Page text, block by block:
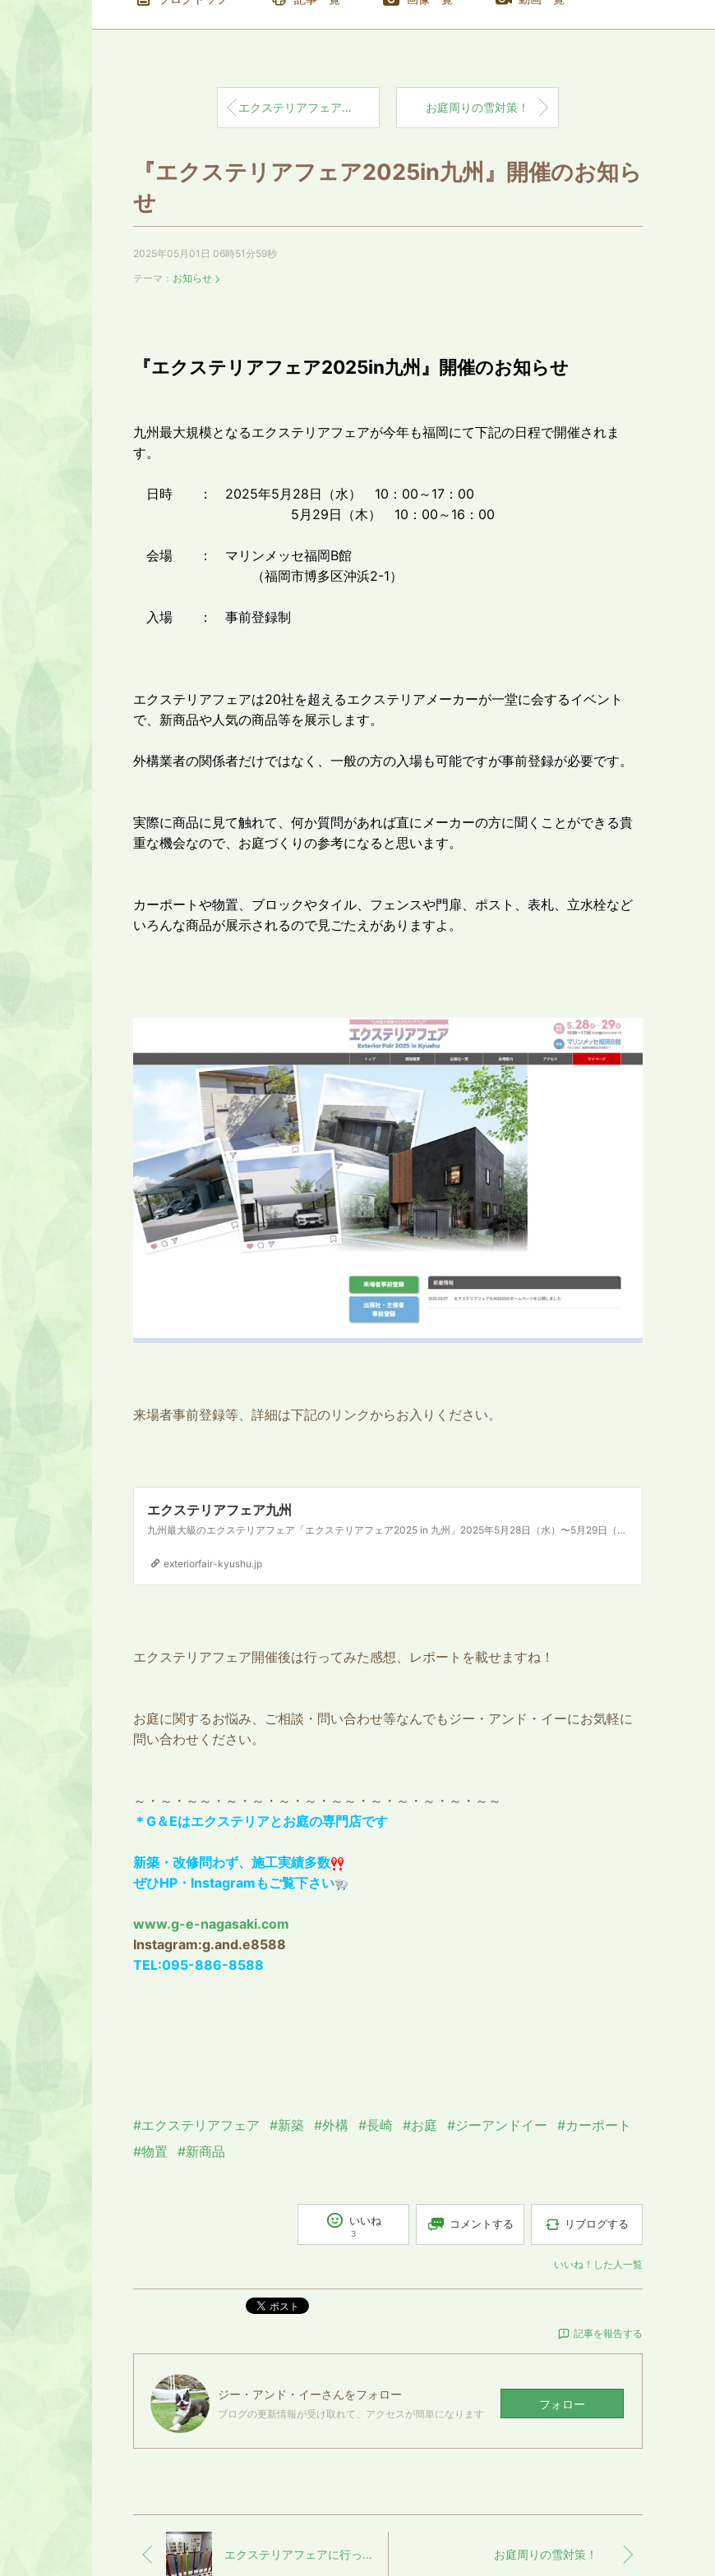
エクステリアフェアに行ってきました♪ お庭周りの雪対策！
『エクステリアフェア2025in九州』開催のお知ら
せ
2025年05月01日 06時51分59秒
テーマ： お知らせ
『エクステリアフェア2025in九州』開催のお知らせ
九州最大規模となるエクステリアフェアが今年も福岡にて下記の日程で開催されま
す。
日時 ： 2025年5月28日（水） 10：00～17：00
5月29日（木） 10：00～16：00
会場 ： マリンメッセ福岡B館
（福岡市博多区沖浜2-1）
入場 ： 事前登録制
エクステリアフェアは20社を超えるエクステリアメーカーが一堂に会するイベント
で、新商品や人気の商品等を展示します。
外構業者の関係者だけではなく、一般の方の入場も可能ですが事前登録が必要です。
実際に商品に見て触れて、何か質問があれば直にメーカーの方に聞くことができる貴
重な機会なので、お庭づくりの参考になると思います。
カーポートや物置、ブロックやタイル、フェンスや門扉、ポスト、表札、立水栓など
いろんな商品が展示されるので見ごたえがありますよ。
来場者事前登録等、詳細は下記のリンクからお入りください。
エクステリアフェア九州
九州最大級のエクステリアフェア「エクステリアフェア2025 in 九州」2025年5月28日（水）〜5月29日（木） マリンメッセ福岡B館にて開催！エクステリア商品は家庭で豊かな暮らしを実現する商品や防災、減災商品、防犯商品など多く開発され、最新の大型商品や課題解決型の商品など昨年より多くの商品が見て触れて、開発者からの開発意図や開発秘話などが直接聞ける2日…
exteriorfair-kyushu.jp
エクステリアフェア開催後は行ってみた感想、レポートを載せますね！
お庭に関するお悩み、ご相談・問い合わせ等なんでもジー・アンド・イーにお気軽に
問い合わせください。
～・～・～～・～・～・～・～・～～・～・～・～・～・～～
＊G＆Eはエクステリアとお庭の専門店です
新築・改修問わず、施工実績多数
ぜひHP・Instagramもご覧下さい
www.g-e-nagasaki.com
Instagram:g.and.e8588
TEL:095-886-8588
#エクステリアフェア #新築 #外構 #長崎 #お庭 #ジーアンドイー
#カーポート
#物置
#新商品
いいね
3
コメントする リブログする
いいね！した人一覧
ポスト
記事を報告する
ジー・アンド・イーさんをフォロー
ブログの更新情報が受け取れて、アクセスが簡単になります
フォロー
エクステリアフェアに行ってきました♪ お庭周りの雪対策！